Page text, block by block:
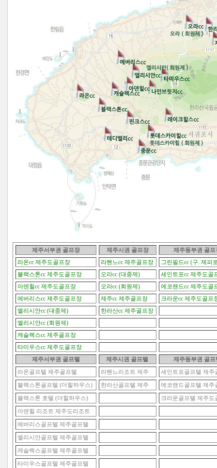
제주서부권 골프장 제주시권 골프장 제주동부권 골프
라온cc 제주도골프장
라헨느cc 제주골프장
그린필드cc (구. 제피
블랙스톤cc 제주도골프장
오라cc (대중제)
세인트포cc 제주도골
아덴힐cc 제주도골프장
오라cc (회원제)
에코랜드cc 제주도골
에버리스cc 제주도골프장
제주cc 제주골프장
크라운cc 제주도골프
엘리시안cc (대중제)
한라산cc 제주골프장
엘리시안cc (회원제)
캐슬렉스cc 제주골프장
타미우스cc 제주도골프장
제주서부권 골프텔
제주시권 골프텔 제주동부권 골프
라온골프텔 제주골프텔
라헨느리조트 제주
세인트포골프텔 제주
블랙스톤골프텔 (더힐하우스)
한라산골프텔 제주
에코랜드골프텔 제주
블랙스톤 호텔 (더힐하우스)
크라운골프텔 제주도
아덴힐 리조트 제주도리조트
에버리스골프텔 제주골프텔
엘리시안골프텔 제주골프텔
캐슬렉스골프텔 제주골프텔
타미우스골프텔 제주골프텔